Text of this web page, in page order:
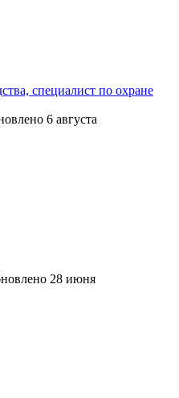
специалист по охране
6 августа
28 июня